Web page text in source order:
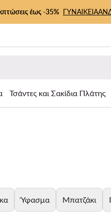
έως -35% ΓΥΝΑΙΚΕΙΑ
Τσάντες και Σακίδια Πλάτης
Ύφασμα Μπατζάκι